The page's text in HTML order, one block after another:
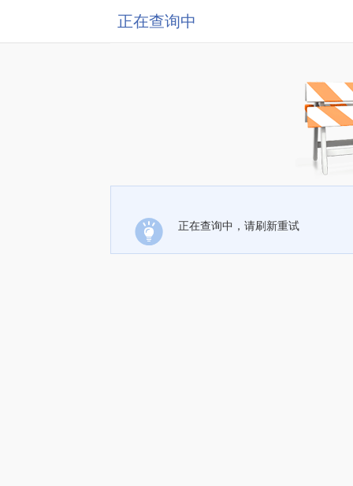
正在查询中
正在查询中，请刷新重试